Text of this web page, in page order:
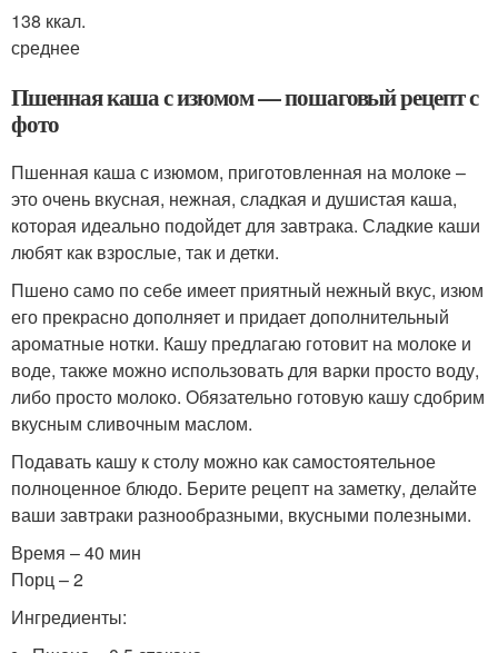
138 ккал.
среднее
Пшенная каша с изюмом — пошаговый рецепт с
фото
Пшенная каша с изюмом, приготовленная на молоке –
это очень вкусная, нежная, сладкая и душистая каша,
которая идеально подойдет для завтрака. Сладкие каши
любят как взрослые, так и детки.
Пшено само по себе имеет приятный нежный вкус, изюм
его прекрасно дополняет и придает дополнительный
ароматные нотки. Кашу предлагаю готовит на молоке и
воде, также можно использовать для варки просто воду,
либо просто молоко. Обязательно готовую кашу сдобрим
вкусным сливочным маслом.
Подавать кашу к столу можно как самостоятельное
полноценное блюдо. Берите рецепт на заметку, делайте
ваши завтраки разнообразными, вкусными полезными.
Время – 40 мин
Порц – 2
Ингредиенты: